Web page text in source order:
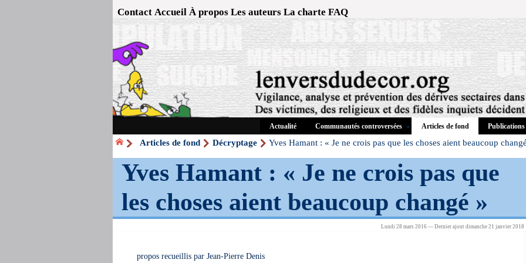
Contact Accueil À propos Les auteurs La charte FAQ
Actualité Communautés controversées Articles de fond Publications
Articles de fond Décryptage Yves Hamant : « Je ne crois pas que les choses aient beaucoup
Yves Hamant : « Je ne crois pas que
les choses aient beaucoup changé »
Lundi 28 mars 2016 — Dernier ajout dimanche 21 janvier 2018
propos recueillis par Jean-Pierre Denis